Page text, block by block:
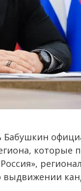
Бабушкин
которые
выдвижении